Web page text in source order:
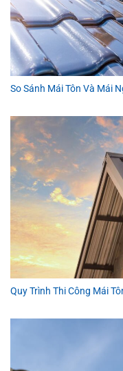
So Sánh Mái Tôn Và Mái
Quy Trình Thi Công Mái